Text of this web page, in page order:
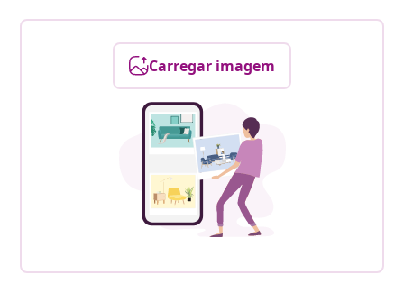
Carregar imagem